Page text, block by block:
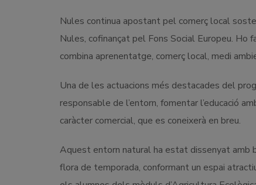
Nules continua apostant pel comerç local
Nules, cofinançat pel Fons Social Europeu.
combina aprenentatge, comerç local, medi
Una de les actuacions més destacades del
responsable de l’entorn, fomentar l’educació
caràcter comercial, que es coneixerà en breu.
Aquest entorn natural ha estat dissenyat amb
flora de temporada, conformant un espai